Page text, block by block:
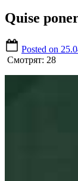
Quise
Posted on
Смотрят: 28